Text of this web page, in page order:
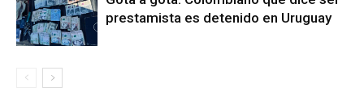
prestamista es detenido en Uruguay